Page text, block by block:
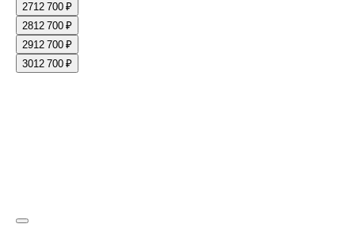
2712 700 ₽
2812 700 ₽
2912 700 ₽
3012 700 ₽